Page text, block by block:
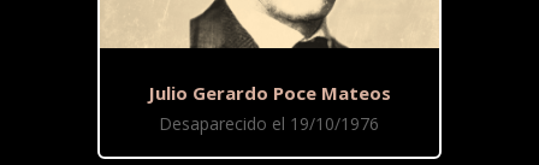
Julio Gerardo Poce Mateos
Desaparecido el 19/10/1976